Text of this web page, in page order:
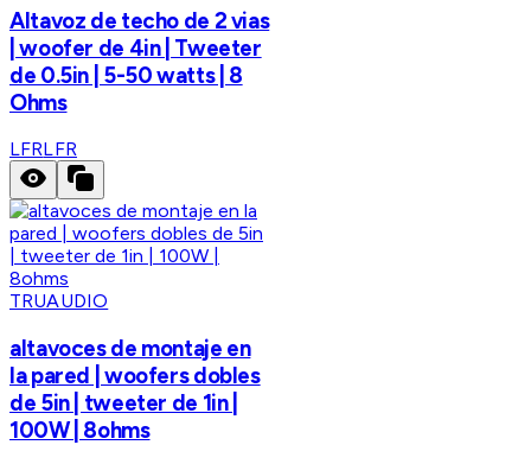
Altavoz de techo de 2 vias
| woofer de 4in | Tweeter
de 0.5in | 5-50 watts | 8
Ohms
LFRLFR
TRUAUDIO
altavoces de montaje en
la pared | woofers dobles
de 5in | tweeter de 1in |
100W | 8ohms